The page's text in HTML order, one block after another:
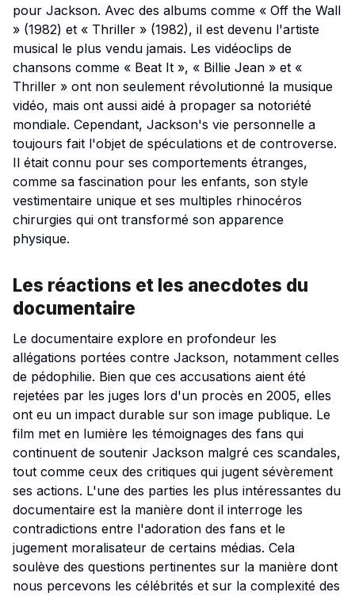
pour Jackson. Avec des albums comme « Off the Wall
» (1982) et « Thriller » (1982), il est devenu l'artiste
musical le plus vendu jamais. Les vidéoclips de
chansons comme « Beat It », « Billie Jean » et «
Thriller » ont non seulement révolutionné la musique
vidéo, mais ont aussi aidé à propager sa notoriété
mondiale. Cependant, Jackson's vie personnelle a
toujours fait l'objet de spéculations et de controverse.
Il était connu pour ses comportements étranges,
comme sa fascination pour les enfants, son style
vestimentaire unique et ses multiples rhinocéros
chirurgies qui ont transformé son apparence
physique.
Les réactions et les anecdotes du
documentaire
Le documentaire explore en profondeur les
allégations portées contre Jackson, notamment celles
de pédophilie. Bien que ces accusations aient été
rejetées par les juges lors d'un procès en 2005, elles
ont eu un impact durable sur son image publique. Le
film met en lumière les témoignages des fans qui
continuent de soutenir Jackson malgré ces scandales,
tout comme ceux des critiques qui jugent sévèrement
ses actions. L'une des parties les plus intéressantes du
documentaire est la manière dont il interroge les
contradictions entre l'adoration des fans et le
jugement moralisateur de certains médias. Cela
soulève des questions pertinentes sur la manière dont
nous percevons les célébrités et sur la complexité des